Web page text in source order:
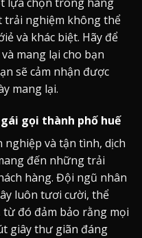
trải nghiệm không thể
và khác biệt. Hãy để
mang lại cho bạn
sẽ cảm nhận được
mang lại.
gọi thành phố huế
nghiệp và tận tình, dịch
đến những trải
hàng. Đội ngũ nhân
luôn tươi cười, thể
đó đảm bảo rằng mọi
giây thư giãn đáng